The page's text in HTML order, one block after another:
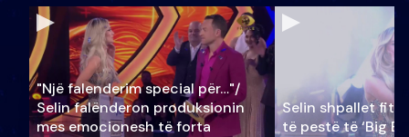
"Një falenderim special për…"/
Selin falënderon produksionin
mes emocionesh të forta
Selin shpallet
të pestë të ‘Big